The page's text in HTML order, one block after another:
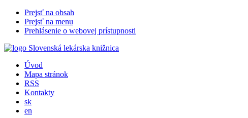
Prejsť na obsah
Prejsť na menu
Prehlásenie o webovej prístupnosti
Úvod
Mapa stránok
RSS
Kontakty
sk
en